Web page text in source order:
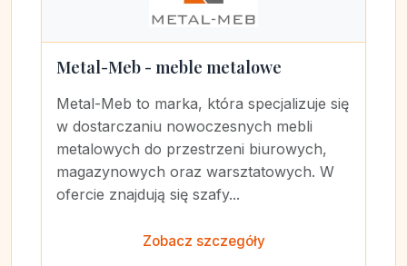
Metal-Meb - meble metalowe
Metal-Meb to marka, która specjalizuje się
w dostarczaniu nowoczesnych mebli
metalowych do przestrzeni biurowych,
magazynowych oraz warsztatowych. W
ofercie znajdują się szafy...
Zobacz szczegóły